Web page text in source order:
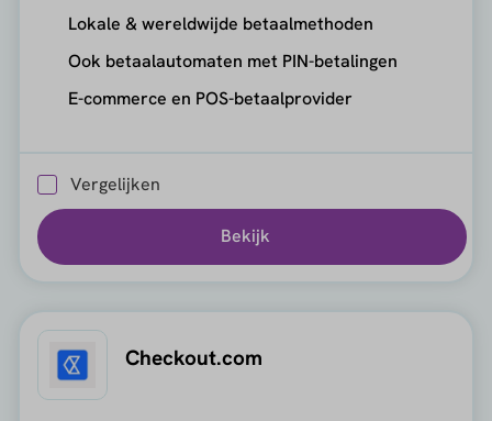
Lokale & wereldwijde betaalmethoden
Ook betaalautomaten met PIN-betalingen
E-commerce en POS-betaalprovider
Vergelijken
Bekijk
Checkout.com